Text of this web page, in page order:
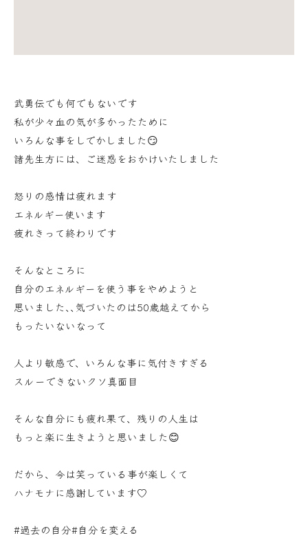
武勇伝でも何でもないです
私が少々血の気が多かったために
いろんな事をしでかしました😏
諸先生方には、ご迷惑をおかけいたしました
怒りの感情は疲れます
エネルギー使います
疲れきって終わりです
そんなところに
自分のエネルギーを使う事をやめようと
思いました､､気づいたのは50歳越えてから
もったいないなって
人より敏感で、いろんな事に気付きすぎる
スルーできないクソ真面目
そんな自分にも疲れ果て、残りの人生は
もっと楽に生きようと思いました😊
だから、今は笑っている事が楽しくて
ハナモナに感謝しています♡
#過去の自分#自分を変える